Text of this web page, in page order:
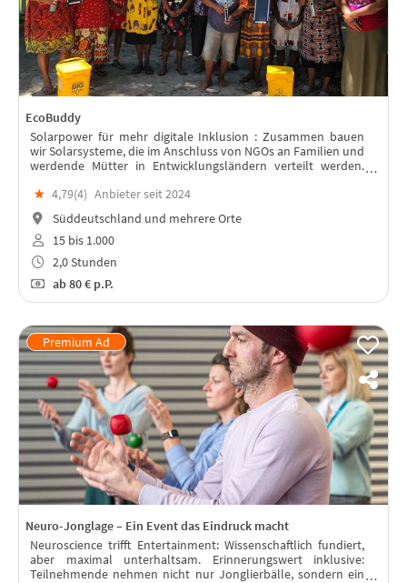
EcoBuddy
Solarpower für mehr digitale Inklusion : Zusammen bauen
wir Solarsysteme, die im Anschluss von NGOs an Familien und
werdende Mütter in Entwicklungsländern verteilt werden.
★ 4,79(4) Anbieter seit 2024
Süddeutschland und mehrere Orte
15 bis 1.000
2,0 Stunden
ab80 € p.P.
Neuro-Jonglage – Ein Event das Eindruck macht
Neuroscience trifft Entertainment: Wissenschaftlich fundiert,
aber maximal unterhaltsam. Erinnerungswert inklusive:
Teilnehmende nehmen nicht nur Jonglierbälle, sondern ein